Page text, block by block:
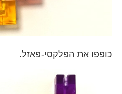
כופפו את הפלקסי-פאזל.